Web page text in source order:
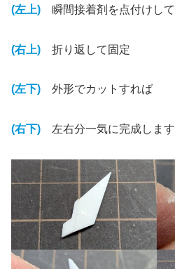
(左上) 瞬間接着剤を点付けして
(右上) 折り返して固定
(左下) 外形でカットすれば
(右下) 左右分一気に完成します